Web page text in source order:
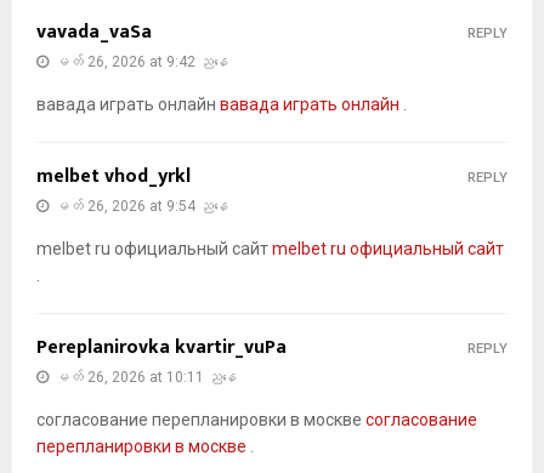
vavada_vaSa
မတ် 26, 2026 at 9:42 ညနေ
вавада играть онлайн вавада играть онлайн
REPLY
melbet vhod_yrkl
မတ် 26, 2026 at 9:54 ညနေ
melbet ru официальный сайтmelbet ru официальный сайт
REPLY
Pereplanirovka kvartir_vuPa
မတ် 26, 2026 at 10:11 ညနေ
согласование перепланировки в москве согласование
перепланировки в москве
REPLY